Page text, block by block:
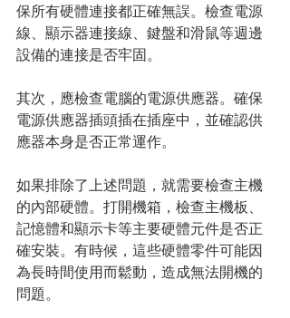
保所有硬體連接都正確無誤。檢查電源
線、顯示器連接線、鍵盤和滑鼠等週邊
設備的連接是否牢固。
其次，應檢查電腦的電源供應器。確保
電源供應器插頭插在插座中，並確認供
應器本身是否正常運作。
如果排除了上述問題，就需要檢查主機
的內部硬體。打開機箱，檢查主機板、
記憶體和顯示卡等主要硬體元件是否正
確安裝。有時候，這些硬體零件可能因
為長時間使用而鬆動，造成無法開機的
問題。